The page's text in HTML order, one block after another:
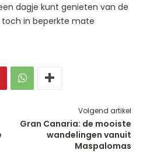
dagje kunt genieten van de
in beperkte mate
Volgend artikel
Gran Canaria: de mooiste
wandelingen vanuit
Maspalomas